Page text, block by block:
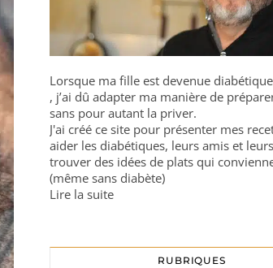
Lorsque ma fille est devenue
, j’ai dû adapter ma manière de
sans pour autant la priver.
J'ai créé ce site pour présenter mes
aider les diabétiques, leurs amis et
trouver des idées de plats qui
(même sans diabète)
Lire la suite
RUBRIQUES